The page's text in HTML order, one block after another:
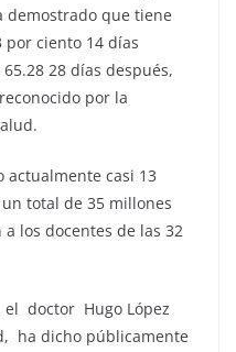
demostrado que tiene
por ciento 14 días
28 días después,
por la
actualmente casi 13
total de 35 millones
los docentes de las 32
doctor Hugo López
ha dicho públicamente